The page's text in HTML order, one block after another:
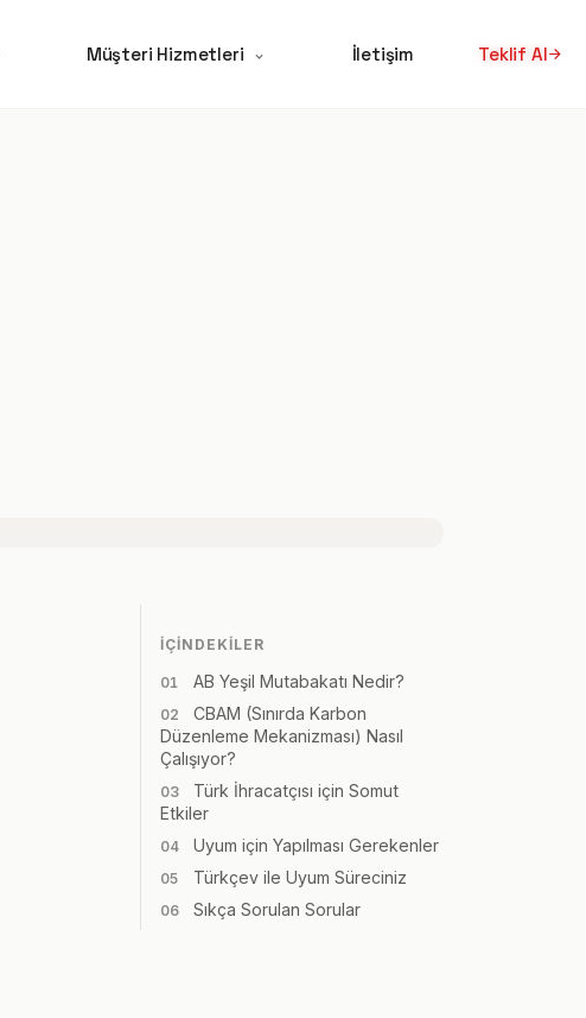
Müşteri Hizmetleri İletişim Teklif Al
İÇINDEKILER
AB Yeşil Mutabakatı Nedir?
CBAM (Sınırda Karbon
Düzenleme Mekanizması) Nasıl
Çalışıyor?
Türk İhracatçısı için Somut
Etkiler
Uyum için Yapılması Gerekenler
Türkçev ile Uyum Süreciniz
Sıkça Sorulan Sorular